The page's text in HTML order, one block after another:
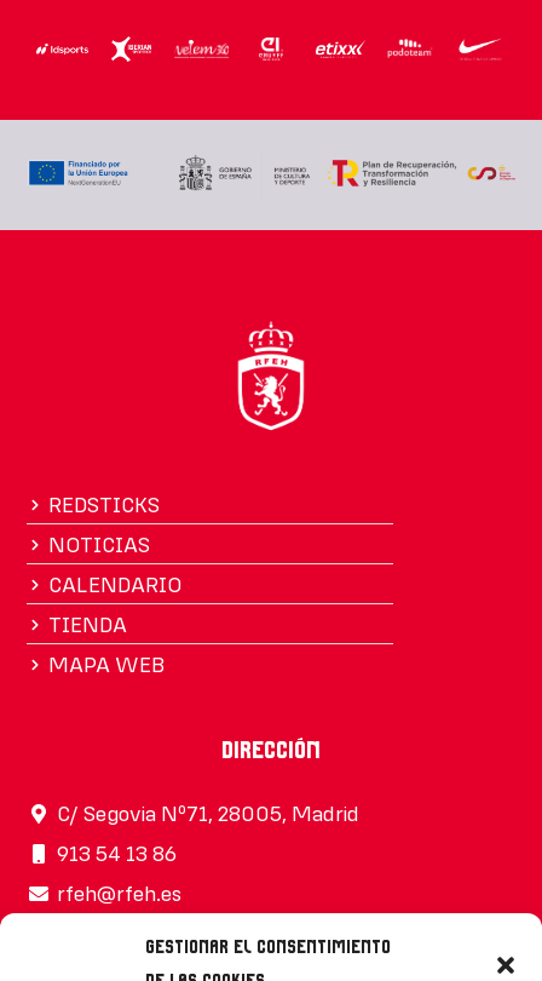
Gestionar el consentimiento
REDSTICKS
NOTICIAS
CALENDARIO
TIENDA
MAPA WEB
Dirección
C/ Segovia Nº71, 28005, Madrid
913 54 13 86
rfeh@rfeh.es